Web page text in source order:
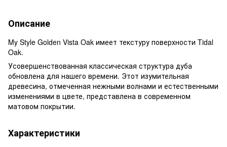
Описание
My Style Golden Vista Oak имеет текстуру поверхности Tidal
Oak.
Усовершенствованная классическая структура дуба
обновлена для нашего времени. Этот изумительная
древесина, отмеченная нежными волнами и естественными
изменениями в цвете, представлена в современном
матовом покрытии.
Характеристики